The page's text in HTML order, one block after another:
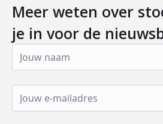
Meer weten over
je in voor de